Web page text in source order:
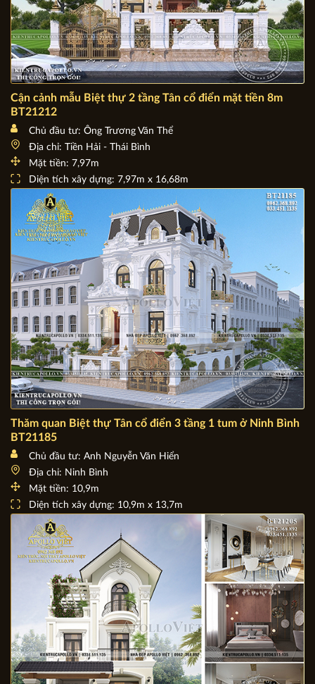
Cận cảnh mẫu Biệt thự 2 tầng Tân cổ điển mặt tiền 8m
BT21212
Chủ đầu tư: Ông Trương Văn Thể
Địa chỉ: Tiền Hải - Thái Bình
Mặt tiền: 7,97m
Diện tích xây dựng: 7,97m x 16,68m
Thăm quan Biệt thự Tân cổ điển 3 tầng 1 tum ở Ninh Bình
BT21185
Chủ đầu tư: Anh Nguyễn Văn Hiển
Địa chỉ: Ninh Bình
Mặt tiền: 10,9m
Diện tích xây dựng: 10,9m x 13,7m